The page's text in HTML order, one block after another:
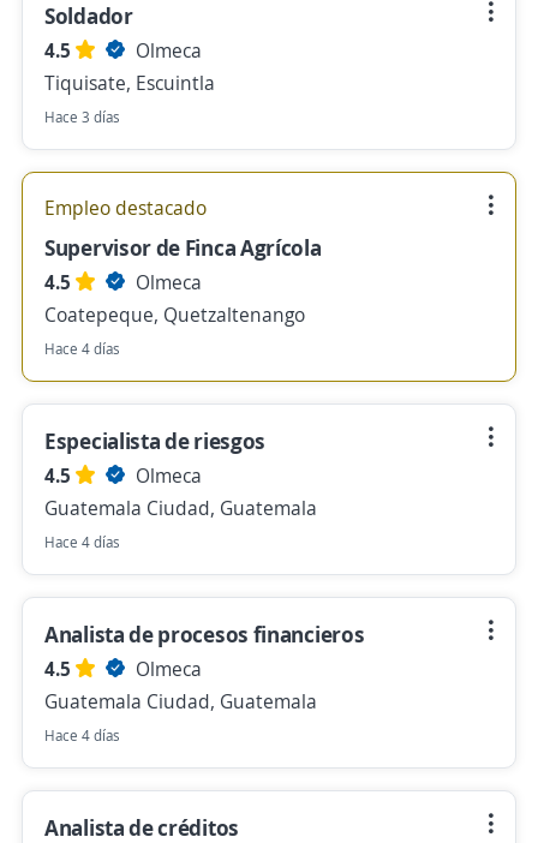
Soldador
4.5
Olmeca
Tiquisate, Escuintla
Hace 3 días
Empleo destacado
Supervisor de Finca Agrícola
4.5
Olmeca
Coatepeque, Quetzaltenango
Hace 4 días
Especialista de riesgos
4.5
Olmeca
Guatemala Ciudad, Guatemala
Hace 4 días
Analista de procesos financieros
4.5
Olmeca
Guatemala Ciudad, Guatemala
Hace 4 días
Analista de créditos